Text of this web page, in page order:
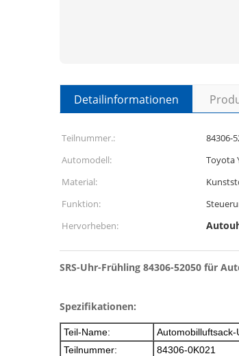
Detailinformationen
Teilnummer.: 84306-
Automodell:
Toyota
Material:
Funktion:
Hervorheben:
SRS-Uhr-Frühling 84306-52050 für
Spezifikationen:
Teil-Name:
Teilnummer:
84306-0K021